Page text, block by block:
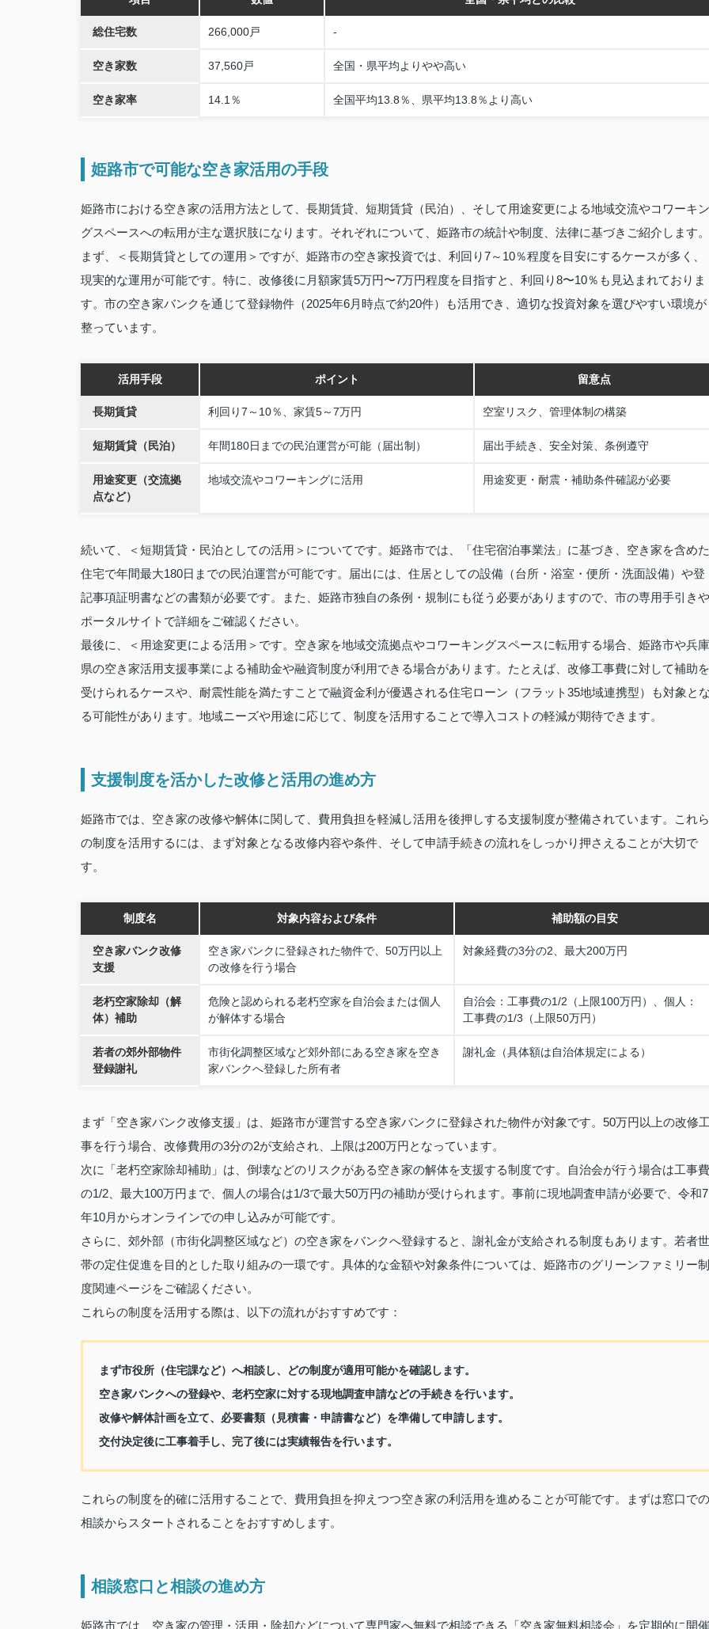
総住宅数 266,000戸 -
空き家数 37,560戸 全国・県平均よりやや高い
空き家率 14.1％ 全国平均13.8％、県平均13.8％より高い
姫路市で可能な空き家活用の手段
姫路市における空き家の活用方法として、長期賃貸、短期賃貸（民泊）、そして用途変更による地域交流やコワーキン
グスペースへの転用が主な選択肢になります。それぞれについて、姫路市の統計や制度、法律に基づきご紹介します。
まず、＜長期賃貸としての運用＞ですが、姫路市の空き家投資では、利回り7～10％程度を目安にするケースが多く、
現実的な運用が可能です。特に、改修後に月額家賃5万円〜7万円程度を目指すと、利回り8〜10％も見込まれておりま
す。市の空き家バンクを通じて登録物件（2025年6月時点で約20件）も活用でき、適切な投資対象を選びやすい環境が
整っています。
活用手段 ポイント 留意点
長期賃貸 利回り7～10％、家賃5～7万円 空室リスク、管理体制の構築
短期賃貸（民泊） 年間180日までの民泊運営が可能（届出制） 届出手続き、安全対策、条例遵守
用途変更（交流拠
点など）
地域交流やコワーキングに活用 用途変更・耐震・補助条件確認が必要
続いて、＜短期賃貸・民泊としての活用＞についてです。姫路市では、「住宅宿泊事業法」に基づき、空き家を含めた
住宅で年間最大180日までの民泊運営が可能です。届出には、住居としての設備（台所・浴室・便所・洗面設備）や登
記事項証明書などの書類が必要です。また、姫路市独自の条例・規制にも従う必要がありますので、市の専用手引きや
ポータルサイトで詳細をご確認ください。
最後に、＜用途変更による活用＞です。空き家を地域交流拠点やコワーキングスペースに転用する場合、姫路市や兵庫
県の空き家活用支援事業による補助金や融資制度が利用できる場合があります。たとえば、改修工事費に対して補助を
受けられるケースや、耐震性能を満たすことで融資金利が優遇される住宅ローン（フラット35地域連携型）も対象と
る可能性があります。地域ニーズや用途に応じて、制度を活用することで導入コストの軽減が期待できます。
支援制度を活かした改修と活用の進め方
姫路市では、空き家の改修や解体に関して、費用負担を軽減し活用を後押しする支援制度が整備されています。これら
の制度を活用するには、まず対象となる改修内容や条件、そして申請手続きの流れをしっかり押さえることが大切で
す。
制度名 対象内容および条件 補助額の目安
空き家バンク改修
支援
空き家バンクに登録された物件で、50万円以上
の改修を行う場合
対象経費の3分の2、最大200万円
老朽空家除却（解
体）補助
危険と認められる老朽空家を自治会または個人
が解体する場合
自治会：工事費の1/2（上限100万円）、個人：
工事費の1/3（上限50万円）
若者の郊外部物件
登録謝礼
市街化調整区域など郊外部にある空き家を空き
家バンクへ登録した所有者
謝礼金（具体額は自治体規定による）
まず「空き家バンク改修支援」は、姫路市が運営する空き家バンクに登録された物件が対象です。50万円以上の改修
事を行う場合、改修費用の3分の2が支給され、上限は200万円となっています。
次に「老朽空家除却補助」は、倒壊などのリスクがある空き家の解体を支援する制度です。自治会が行う場合は工事費
の1/2、最大100万円まで、個人の場合は1/3で最大50万円の補助が受けられます。事前に現地調査申請が必要で、令和7
年10月からオンラインでの申し込みが可能です。
さらに、郊外部（市街化調整区域など）の空き家をバンクへ登録すると、謝礼金が支給される制度もあります。若者世
帯の定住促進を目的とした取り組みの一環です。具体的な金額や対象条件については、姫路市のグリーンファミリー制
度関連ページをご確認ください。
これらの制度を活用する際は、以下の流れがおすすめです：
まず市役所（住宅課など）へ相談し、どの制度が適用可能かを確認します。
空き家バンクへの登録や、老朽空家に対する現地調査申請などの手続きを行います。
改修や解体計画を立て、必要書類（見積書・申請書など）を準備して申請します。
交付決定後に工事着手し、完了後には実績報告を行います。
これらの制度を的確に活用することで、費用負担を抑えつつ空き家の利活用を進めることが可能です。まずは窓口での
相談からスタートされることをおすすめします。
相談窓口と相談の進め方
姫路市では、空き家の管理・活用・除却などについて専門家へ無料で相談できる「空き家無料相談会」を定期的に開催